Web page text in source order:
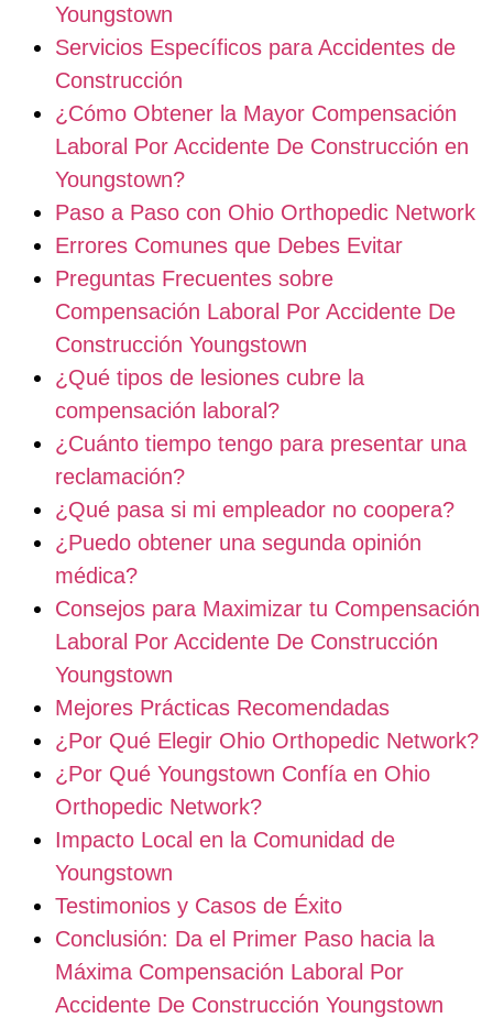
Youngstown
Servicios Específicos para Accidentes de
Construcción
¿Cómo Obtener la Mayor Compensación
Laboral Por Accidente De Construcción en
Youngstown?
Paso a Paso con Ohio Orthopedic Network
Errores Comunes que Debes Evitar
Preguntas Frecuentes sobre
Compensación Laboral Por Accidente De
Construcción Youngstown
¿Qué tipos de lesiones cubre la
compensación laboral?
¿Cuánto tiempo tengo para presentar una
reclamación?
¿Qué pasa si mi empleador no coopera?
¿Puedo obtener una segunda opinión
médica?
Consejos para Maximizar tu Compensación
Laboral Por Accidente De Construcción
Youngstown
Mejores Prácticas Recomendadas
¿Por Qué Elegir Ohio Orthopedic Network?
¿Por Qué Youngstown Confía en Ohio
Orthopedic Network?
Impacto Local en la Comunidad de
Youngstown
Testimonios y Casos de Éxito
Conclusión: Da el Primer Paso hacia la
Máxima Compensación Laboral Por
Accidente De Construcción Youngstown